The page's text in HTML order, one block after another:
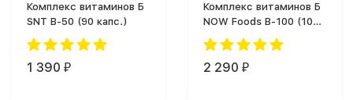
Комплекс витаминов Б
SNT B-50 (90 капс.)
1 390 ₽
Комплекс витаминов Б
NOW Foods B-100 (100
капс.)
2 290 ₽